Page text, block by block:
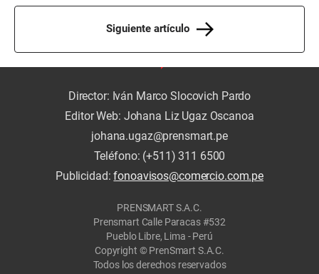
Siguiente artículo
Director: Iván Marco Slocovich Pardo
Editor Web: Johana Liz Ugaz Oscanoa
johana.ugaz@prensmart.pe
Teléfono: (+511) 311 6500
Publicidad:fonoavisos@comercio.com.pe
PRENSMART S.A.C.
Prensmart Calle Paracas #532
Pueblo Libre, Lima - Perú
Copyright © PrenSmart S.A.C.
Todos los derechos reservados